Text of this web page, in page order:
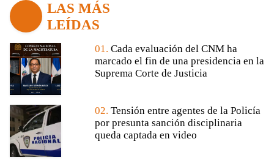
LAS MÁS
LEÍDAS
01. Cada evaluación del CNM ha
marcado el fin de una presidencia en la
Suprema Corte de Justicia
02. Tensión entre agentes de la Policía
por presunta sanción disciplinaria
queda captada en video